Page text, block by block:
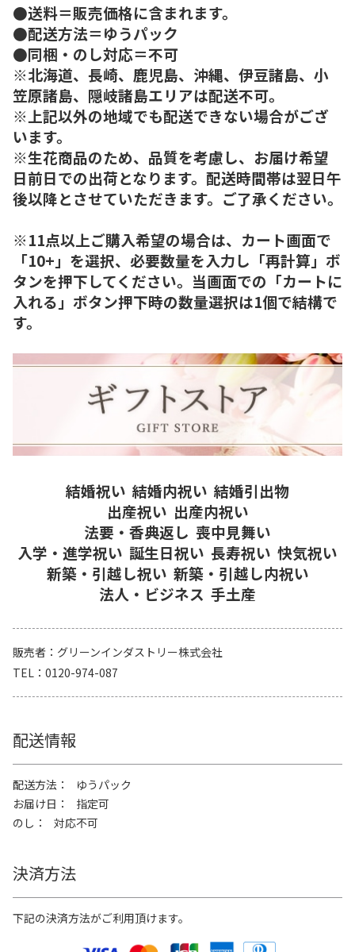
●送料＝販売価格に含まれます。
●配送方法＝ゆうパック
●同梱・のし対応＝不可
※北海道、長崎、鹿児島、沖縄、伊豆諸島、小
笠原諸島、隠岐諸島エリアは配送不可。
※上記以外の地域でも配送できない場合がござ
います。
※生花商品のため、品質を考慮し、お届け希望
日前日での出荷となります。配送時間帯は翌日午
後以降とさせていただきます。ご了承ください。
※11点以上ご購入希望の場合は、カート画面で
「10+」を選択、必要数量を入力し「再計算」ボ
タンを押下してください。当画面での「カートに
入れる」ボタン押下時の数量選択は1個で結構で
す。
結婚祝い 結婚内祝い 結婚引出物
出産祝い 出産内祝い
法要・香典返し 喪中見舞い
入学・進学祝い 誕生日祝い 長寿祝い 快気祝い
新築・引越し祝い 新築・引越し内祝い
法人・ビジネス 手土産
販売者
グリーンインダストリー株式会社
TEL
0120-974-087
配送情報
配送方法
ゆうパック
お届け日
指定可
のし
対応不可
決済方法
下記の決済方法がご利用頂けます。